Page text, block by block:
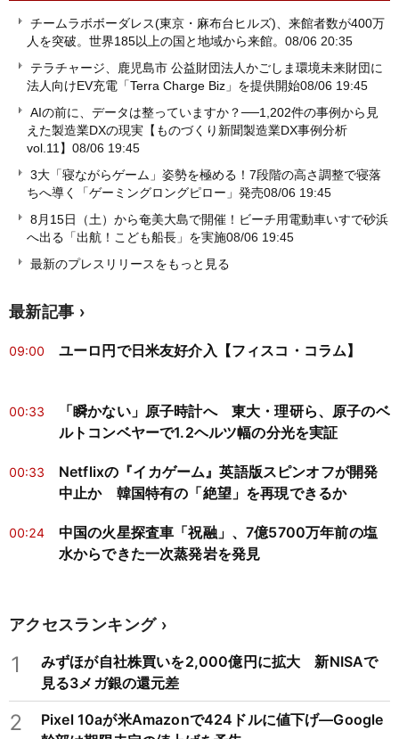
チームラボボーダレス(東京・麻布台ヒルズ)、来館者数が400万
人を突破。世界185以上の国と地域から来館。 08/06 20:35
テラチャージ、鹿児島市 公益財団法人かごしま環境未来財団に
法人向けEV充電「Terra Charge Biz」を提供開始08/06 19:45
AIの前に、データは整っていますか？──1,202件の事例から見
えた製造業DXの現実【ものづくり新聞製造業DX事例分析
vol.11】 08/06 19:45
3大「寝ながらゲーム」姿勢を極める！7段階の高さ調整で寝落
ちへ導く「ゲーミングロングピロー」発売08/06 19:45
8月15日（土）から奄美大島で開催！ビーチ用電動車いすで砂浜
へ出る「出航！こども船長」を実施08/06 19:45
最新のプレスリリースをもっと見る
最新記事
09:00 ユーロ円で日米友好介入【フィスコ・コラム】
00:33
「瞬かない」原子時計へ 東大・理研ら、原子のベ
ルトコンベヤーで1.2ヘルツ幅の分光を実証
00:33
Netflixの『イカゲーム』英語版スピンオフが開発
中止か 韓国特有の「絶望」を再現できるか
00:24
中国の火星探査車「祝融」、7億5700万年前の塩
水からできた一次蒸発岩を発見
アクセスランキング
1
みずほが自社株買いを2,000億円に拡大 新NISAで
見る3メガ銀の還元差
2
Pixel 10aが米Amazonで424ドルに値下げ―Google